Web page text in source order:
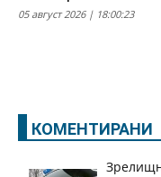
05 август 2026 | 18:00:23
КОМЕНТИРАНИ